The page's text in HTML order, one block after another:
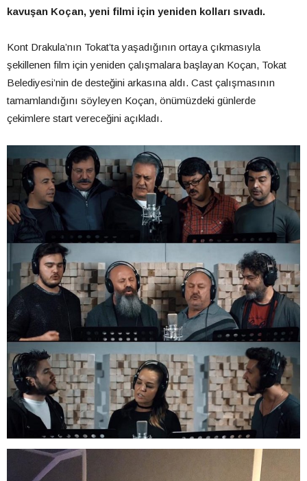
kavuşan Koçan, yeni filmi için yeniden kolları sıvadı.
Kont Drakula’nın Tokat’ta yaşadığının ortaya çıkmasıyla
şekillenen film için yeniden çalışmalara başlayan Koçan, Tokat
Belediyesi’nin de desteğini arkasına aldı. Cast çalışmasının
tamamlandığını söyleyen Koçan, önümüzdeki günlerde
çekimlere start vereceğini açıkladı.